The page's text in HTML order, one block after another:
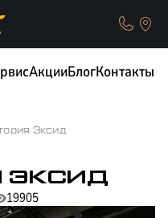
АкцииБлогКонтакты
/ TRADE-IN
Эксид
ЭКСИД
19905